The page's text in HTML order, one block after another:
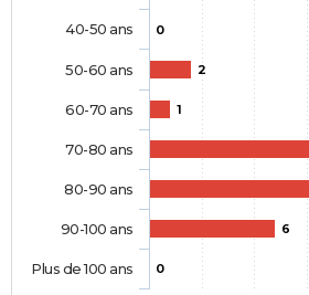
0
2
1
6
0
40-50 ans
50-60 ans
60-70 ans
70-80 ans
80-90 ans
90-100 ans
Plus de 100 ans